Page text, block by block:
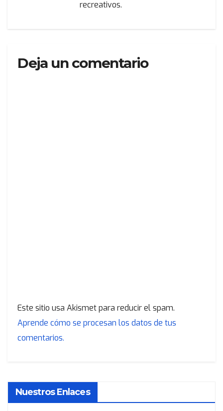
recreativos.
Deja un comentario
Este sitio usa Akismet para reducir el spam.
Aprende cómo se procesan los datos de tus
comentarios.
Nuestros Enlaces